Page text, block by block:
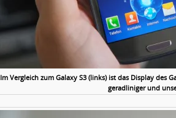
Im Vergleich zum Galaxy S3 (links) ist das Display des
geradliniger und